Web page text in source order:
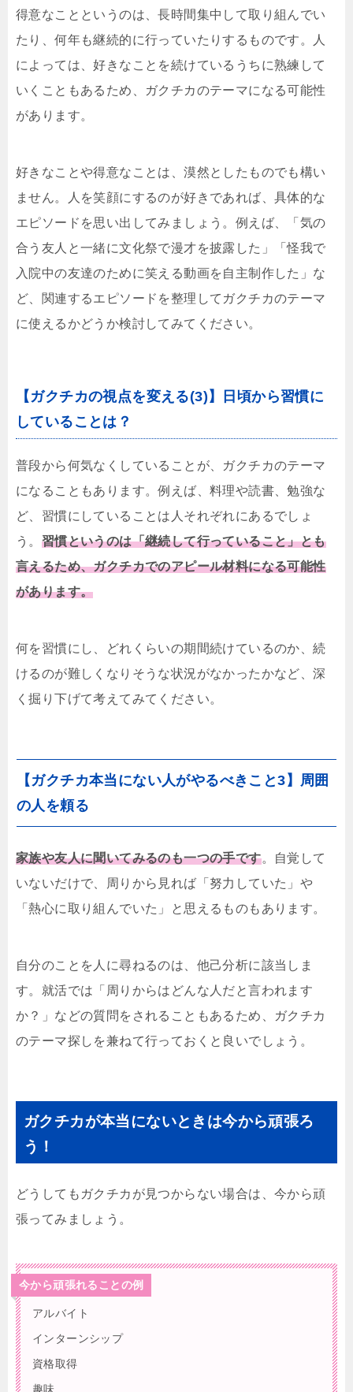
得意なことというのは、長時間集中して取り組んでい
たり、何年も継続的に行っていたりするものです。人
によっては、好きなことを続けているうちに熟練して
いくこともあるため、ガクチカのテーマになる可能性
があります。
好きなことや得意なことは、漠然としたものでも構い
ません。人を笑顔にするのが好きであれば、具体的な
エピソードを思い出してみましょう。例えば、「気の
合う友人と一緒に文化祭で漫才を披露した」「怪我で
入院中の友達のために笑える動画を自主制作した」な
ど、関連するエピソードを整理してガクチカのテーマ
に使えるかどうか検討してみてください。
【ガクチカの視点を変える(3)】日頃から習慣に
していることは？
普段から何気なくしていることが、ガクチカのテーマ
になることもあります。例えば、料理や読書、勉強な
ど、習慣にしていることは人それぞれにあるでしょ
う。 習慣というのは「継続して行っていること」とも
言えるため、ガクチカでのアピール材料になる可能性
があります。
何を習慣にし、どれくらいの期間続けているのか、続
けるのが難しくなりそうな状況がなかったかなど、深
く掘り下げて考えてみてください。
【ガクチカ本当にない人がやるべきこと3】周囲
の人を頼る
家族や友人に聞いてみるのも一つの手です。自覚して
いないだけで、周りから見れば「努力していた」や
「熱心に取り組んでいた」と思えるものもあります。
自分のことを人に尋ねるのは、他己分析に該当しま
す。就活では「周りからはどんな人だと言われます
か？」などの質問をされることもあるため、ガクチカ
のテーマ探しを兼ねて行っておくと良いでしょう。
ガクチカが本当にないときは今から頑張ろ
う！
どうしてもガクチカが見つからない場合は、今から頑
張ってみましょう。
今から頑張れることの例
アルバイト
インターンシップ
資格取得
趣味